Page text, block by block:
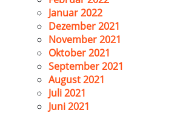
Januar 2022
Dezember 2021
November 2021
Oktober 2021
September 2021
August 2021
Juli 2021
Juni 2021